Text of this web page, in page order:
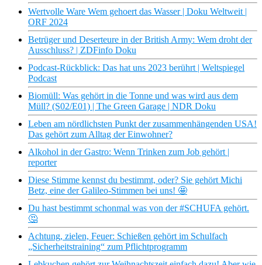
Wertvolle Ware Wem gehoert das Wasser | Doku Weltweit |
ORF 2024
Betrüger und Deserteure in der British Army: Wem droht der
Ausschluss? | ZDFinfo Doku
Podcast-Rückblick: Das hat uns 2023 berührt | Weltspiegel
Podcast
Biomüll: Was gehört in die Tonne und was wird aus dem
Müll? (S02/E01) | The Green Garage | NDR Doku
Leben am nördlichsten Punkt der zusammenhängenden USA!
Das gehört zum Alltag der Einwohner?
Alkohol in der Gastro: Wenn Trinken zum Job gehört |
reporter
Diese Stimme kennst du bestimmt, oder? Sie gehört Michi
Betz, eine der Galileo-Stimmen bei uns! 🤩
Du hast bestimmt schonmal was von der #SCHUFA gehört.
🤔
Achtung, zielen, Feuer: Schießen gehört im Schulfach
„Sicherheitstraining“ zum Pflichtprogramm